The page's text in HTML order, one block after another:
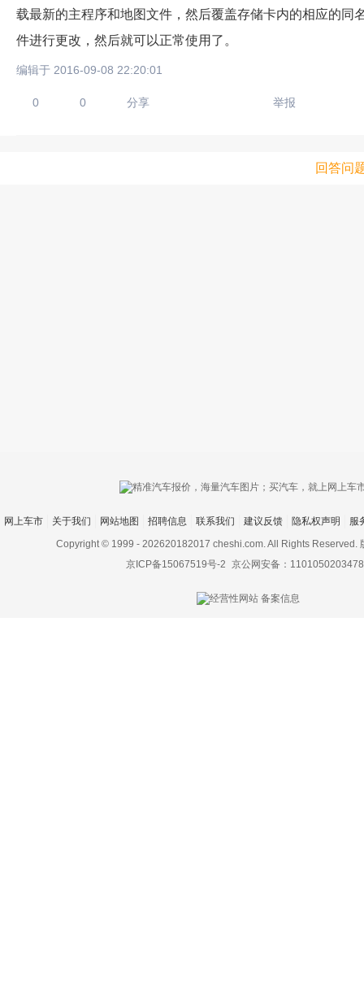
载最新的主程序和地图文件，然后覆盖存储卡内的相应的同
件进行更改，然后就可以正常使用了。
编辑于 2016-09-08 22:20:01
0 0 分享 举报
回答问
上传图片最多
网上车市 关于我们 网站地图 招聘信息 联系我们 建议反馈 隐私权声明
服
Copyright © 1999 - 202620182017 cheshi.com. All Rights Reserved.
京ICP备15067519号-2 京公网安备：